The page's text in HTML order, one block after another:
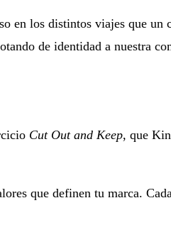
en los distintos viajes que
de identidad a nuestra
Cut Out and Keep, que
que definen tu marca.